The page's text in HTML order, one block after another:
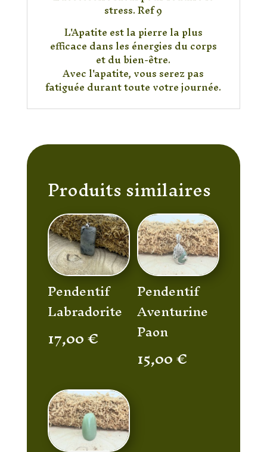
stress. Ref 9
L'Apatite est la pierre la plus
efficace dans les énergies du corps
et du bien-être.
Avec l'apatite, vous serez pas
fatiguée durant toute votre journée.
Produits similaires
Pendentif
Labradorite
17,00€
Pendentif
Aventurine
Paon
15,00€